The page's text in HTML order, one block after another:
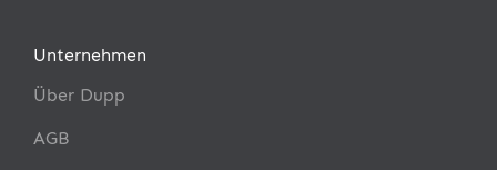
Unternehmen
Über Dupp
AGB